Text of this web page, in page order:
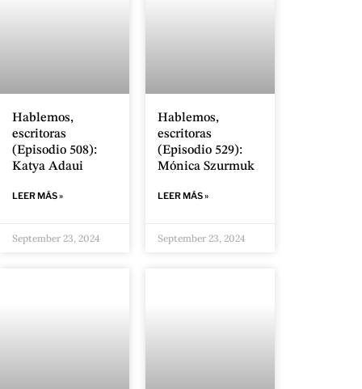
Hablemos,
escritoras
(Episodio 508):
Katya Adaui
LEER MÁS »
September 23, 2024
Hablemos,
escritoras
(Episodio 529):
Mónica Szurmuk
LEER MÁS »
September 23, 2024